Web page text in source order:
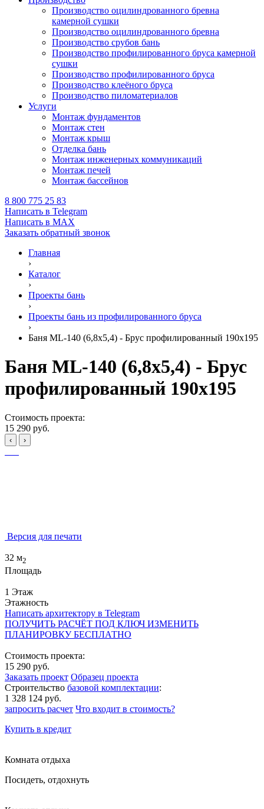
Производство оцилиндрованного бревна
камерной сушки
Производство оцилиндрованного бревна
Производство срубов бань
Производство профилированного бруса камерной
сушки
Производство профилированного бруса
Производство клеёного бруса
Производство пиломатериалов
Услуги
Монтаж фундаментов
Монтаж стен
Монтаж крыш
Отделка бань
Монтаж инженерных коммуникаций
Монтаж печей
Монтаж бассейнов
8 800 775 25 83
Написать в Telegram
Написать в MAX
Заказать обратный звонок
Главная
›
Каталог
›
Проекты бань
›
Проекты бань из профилированного бруса
›
Баня ML-140 (6,8x5,4) - Брус профилированный 190x195
Баня ML-140 (6,8x5,4) - Брус
профилированный 190x195
Стоимость проекта:
15 290 руб.
‹ ›
Версия для печати
32 м2
Площадь
1 Этаж
Этажность
Написать архитектору в Telegram
ПОЛУЧИТЬ РАСЧЁТ ПОД КЛЮЧ ИЗМЕНИТЬ
ПЛАНИРОВКУ БЕСПЛАТНО
Стоимость проекта:
15 290 руб.
Заказать проект Образец проекта
Строительство базовой комплектации:
1 328 124 руб.
запросить расчет Что входит в стоимость?
Купить в кредит
Комната отдыха
Посидеть, отдохнуть